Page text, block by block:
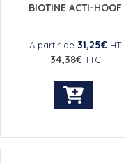
BIOTINE ACTI-HOOF
A partir de 31,25€ HT
34,38€ TTC
Ce
plusieurs